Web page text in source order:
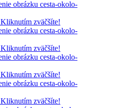
Kliknutím zväčšíte!
Kliknutím zväčšíte!
Kliknutím zväčšíte!
Kliknutím zväčšíte!